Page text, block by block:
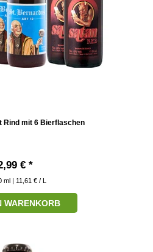
Rind mit 6 Bierflaschen
€ *
ml | 11,61 € / L
WARENKORB